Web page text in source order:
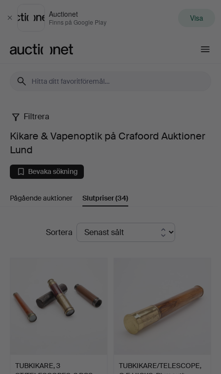
Stäng
Auctionet
Finns på Google Play Visa
Kikare
Vapenoptik
på
Auktioner
Filtrera
Kikare & Vapenoptik på Crafoord Auktioner
Lund
Bevaka sökning
Pågående auktioner Slutpriser(34)
SlutpriserSortera
TUBKIKARE, 3
TUBKIKARE/TELESCOPE,